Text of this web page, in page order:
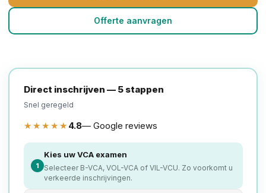
Offerte aanvragen
Direct inschrijven — 5 stappen
Snel geregeld
★★★★★ 4.8— Google reviews
1
Kies uw VCA examen
Selecteer B-VCA, VOL-VCA of VIL-VCU. Zo voorkomt u
verkeerde inschrijvingen.